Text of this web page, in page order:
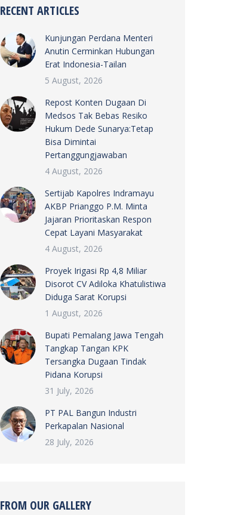
RECENT ARTICLES
Kunjungan Perdana Menteri
Anutin Cerminkan Hubungan
Erat Indonesia-Tailan
5 August, 2026
Repost Konten Dugaan Di
Medsos Tak Bebas Resiko
Hukum Dede Sunarya:Tetap
Bisa Dimintai
Pertanggungjawaban
4 August, 2026
Sertijab Kapolres Indramayu
AKBP Prianggo P.M. Minta
Jajaran Prioritaskan Respon
Cepat Layani Masyarakat
4 August, 2026
Proyek Irigasi Rp 4,8 Miliar
Disorot CV Adiloka Khatulistiwa
Diduga Sarat Korupsi
1 August, 2026
Bupati Pemalang Jawa Tengah
Tangkap Tangan KPK
Tersangka Dugaan Tindak
Pidana Korupsi
31 July, 2026
PT PAL Bangun Industri
Perkapalan Nasional
28 July, 2026
FROM OUR GALLERY